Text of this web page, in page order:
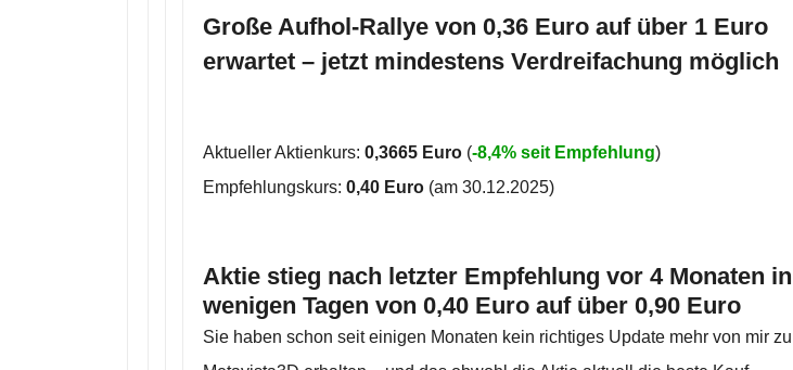
Große Aufhol-Rallye von 0,36 Euro auf über 1 Euro
erwartet – jetzt mindestens Verdreifachung möglich
Aktueller Aktienkurs: 0,3665 Euro (-8,4% seit Empfehlung)
Empfehlungskurs: 0,40 Euro (am 30.12.2025)
Aktie stieg nach letzter Empfehlung vor 4 Monaten in
wenigen Tagen von 0,40 Euro auf über 0,90 Euro
Sie haben schon seit einigen Monaten kein richtiges Update mehr von mir zu